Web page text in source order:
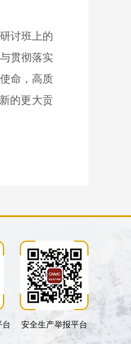
讨班上的
贯彻落实
命，高质
的更大贡
安全生产举报平台
台